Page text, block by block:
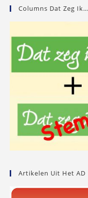
Columns Dat Zeg Ik…
Artikelen Uit Het AD